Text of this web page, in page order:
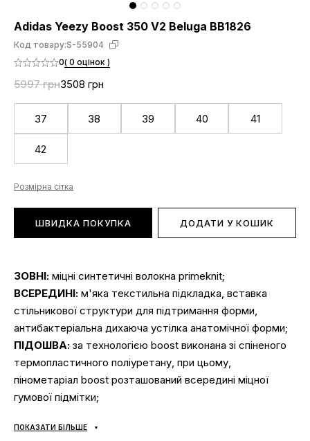
Adidas Yeezy Boost 350 V2 Beluga BB1826
Код товару:S-55904
0( 0 оцінок )
5997 грн3508 грн
37 38 39 40 41
42
Розмірна сітка
ШВИДКА ПОКУПКА ДОДАТИ У КОШИК
ЗОВНІ: міцні синтетичні волокна primeknit;
ВСЕРЕДИНІ: м'яка текстильна підкладка, вставка
стільникової структури для підтримання форми,
антибактеріальна дихаюча устілка анатомічної форми;
ПІДОШВА: за технологією boost виконана зі спіненого
термопластичного поліуретану, при цьому,
пінометаріал boost розташований всередині міцної
гумової підмітки;
ВИРОБНИК:Китай (багато користувачів помилково
ПОКАЗАТИ БІЛЬШЕ